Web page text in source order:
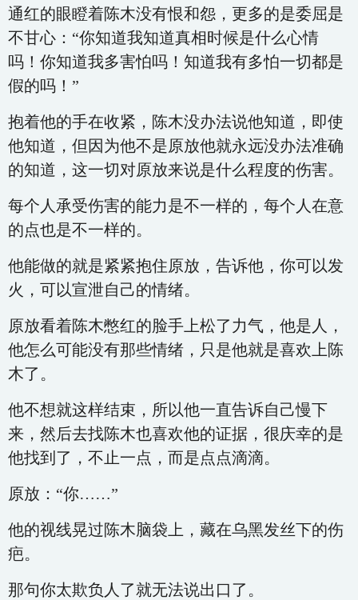
通红的眼瞪着陈木没有恨和怨，更多的是委屈是
不甘心：“你知道我知道真相时候是什么心情
吗！你知道我多害怕吗！知道我有多怕一切都是
假的吗！”
抱着他的手在收紧，陈木没办法说他知道，即使
他知道，但因为他不是原放他就永远没办法准确
的知道，这一切对原放来说是什么程度的伤害。
每个人承受伤害的能力是不一样的，每个人在意
的点也是不一样的。
他能做的就是紧紧抱住原放，告诉他，你可以发
火，可以宣泄自己的情绪。
原放看着陈木憋红的脸手上松了力气，他是人，
他怎么可能没有那些情绪，只是他就是喜欢上陈
木了。
他不想就这样结束，所以他一直告诉自己慢下
来，然后去找陈木也喜欢他的证据，很庆幸的是
他找到了，不止一点，而是点点滴滴。
原放：“你……”
他的视线晃过陈木脑袋上，藏在乌黑发丝下的伤
疤。
那句你太欺负人了就无法说出口了。